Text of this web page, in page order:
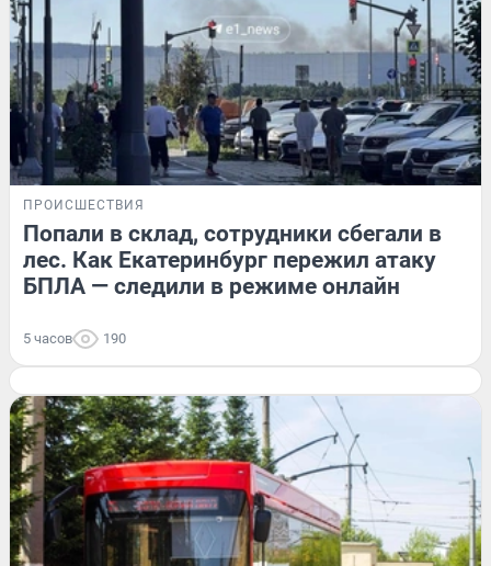
ПРОИСШЕСТВИЯ
Попали в склад, сотрудники сбегали в
лес. Как Екатеринбург пережил атаку
БПЛА — следили в режиме онлайн
5 часов 190